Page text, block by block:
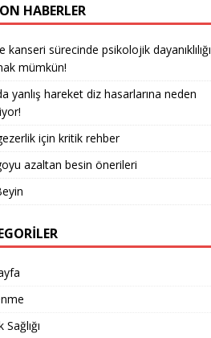
HABERLER
kanseri sürecinde psikolojik dayanıklılığı
mümkün!
yanlış hareket diz hasarlarına neden
için kritik rehber
azaltan besin önerileri